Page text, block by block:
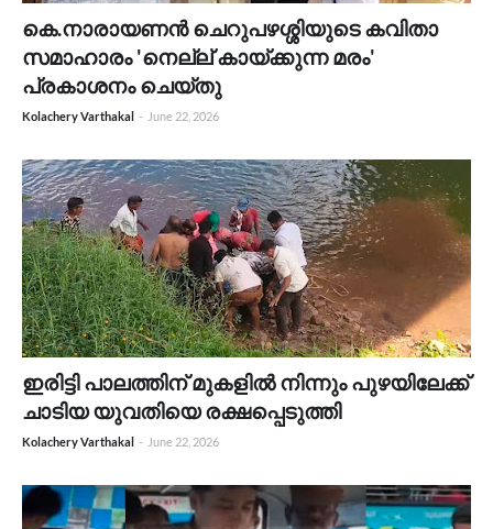
കെ.നാരായണൻ ചെറുപഴശ്ശിയുടെ കവിതാ
സമാഹാരം 'നെല്ല് കായ്ക്കുന്ന മരം'
പ്രകാശനം ചെയ്തു
Kolachery Varthakal - June 22, 2026
ഇരിട്ടി പാലത്തിന് മുകളിൽ നിന്നും പുഴയിലേക്ക്
ചാടിയ യുവതിയെ രക്ഷപ്പെടുത്തി
Kolachery Varthakal - June 22, 2026